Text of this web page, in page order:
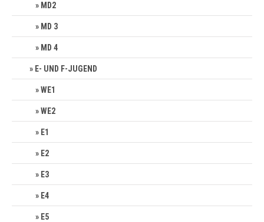
MD2
MD 3
MD 4
E- UND F-JUGEND
WE1
WE2
E1
E2
E3
E4
E5